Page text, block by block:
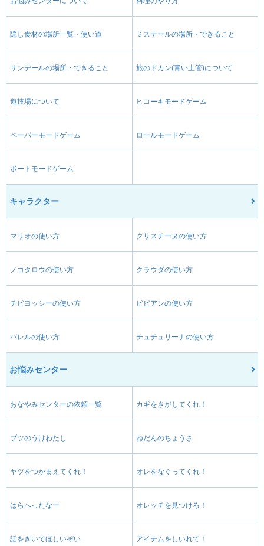
隠し食材の場所一覧・使い道 ミステールの場所・できること
サンデールの場所・できること 旅のドカン(青い土管)について
遊技場について ヒコーキモードゲーム
ペーパーモードゲーム ロールモードゲーム
ボートモードゲーム
キャラクター
マリオの使い方 クリスチーヌの使い方
ノコタロウの使い方 クラウダの使い方
チビヨッシーの使い方 ビビアンの使い方
バレルの使い方 チュチュリーナの使い方
お悩みセンター
おなやみセンターの依頼一覧 カギをさがしてくれ！
ブツのうけわたし ねだんのちょうさ
ヤツをつかまえてくれ！ オレをなぐってくれ！
はらへったなー オレッチを見つけろ！
話をきいてほしいぞい アイテムをしいれて！